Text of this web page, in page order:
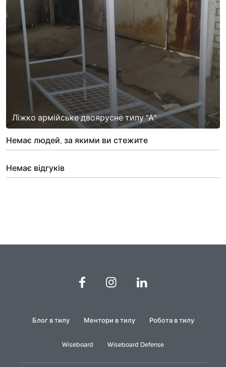
Ліжко армійське двоярусне типу "А"
Немає людей, за якими ви стежите
Немає відгуків
Блог в тилу Ментори в тилу Робота в тилу
Wiseboard Wiseboard Defense